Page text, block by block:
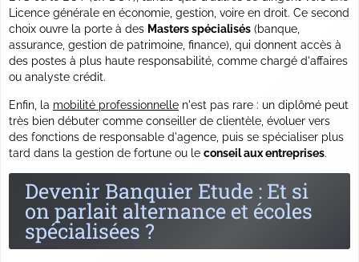
Licence générale en économie, gestion, voire en droit. Ce second
choix ouvre la porte à des Masters spécialisés (banque,
assurance, gestion de patrimoine, finance), qui donnent accès à
des postes à plus haute responsabilité, comme chargé d'affaires
ou analyste crédit.
Enfin, la mobilité professionnelle n'est pas rare : un diplômé peut
très bien débuter comme conseiller de clientèle, évoluer vers
des fonctions de responsable d'agence, puis se spécialiser plus
tard dans la gestion de fortune ou le conseil aux entreprises.
Devenir Banquier Etude : Et si
on parlait alternance et écoles
spécialisées ?